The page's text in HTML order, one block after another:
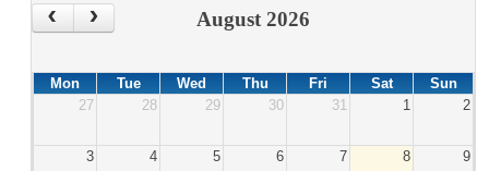
‹ › August 2026
Mon Tue Wed Thu Fri Sat
Sun
27
28 29 30 31 1 2
3 4 5 6 7 8 9